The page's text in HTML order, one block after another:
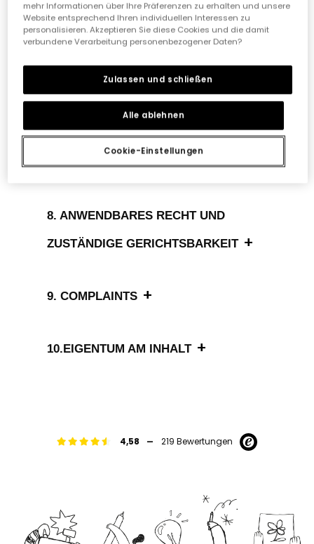
TRANSAKTIONEN
6. HAFTUNGSAUSSCHLUSS +
7. AUSSCHLUSS DER HAFTUNG +
8. ANWENDBARES RECHT UND
ZUSTÄNDIGE GERICHTSBARKEIT +
9. COMPLAINTS +
10.EIGENTUM AM INHALT +
4,58 - 219 Bewertungen
mehr Informationen über Ihre Präferenzen zu erhalten und unsere
Website entsprechend Ihren individuellen Interessen zu
personalisieren. Akzeptieren Sie diese Cookies und die damit
verbundene Verarbeitung personenbezogener Daten?
Cookie-Einstellungen
Alle ablehnen
Zulassen und schließen